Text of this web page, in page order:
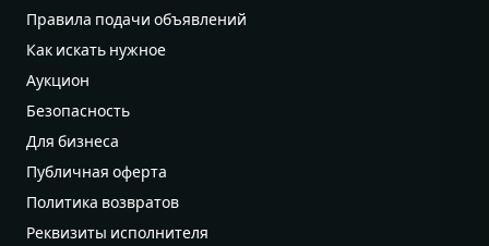
Правила подачи объявлений
Как искать нужное
Аукцион
Безопасность
Для бизнеса
Публичная оферта
Политика возвратов
Реквизиты исполнителя